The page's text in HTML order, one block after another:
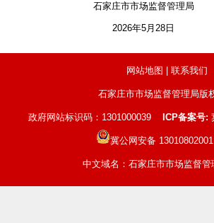
石家庄市市场监督管理局
2026年5月28日